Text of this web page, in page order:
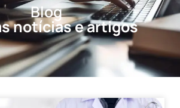
Blog
notícias e artigos